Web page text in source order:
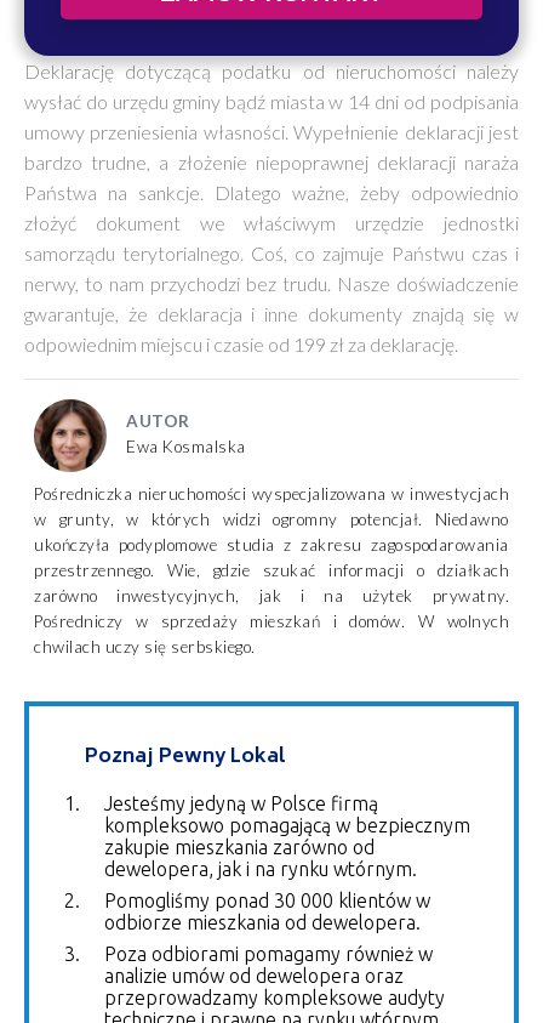
Deklarację dotyczącą podatku od nieruchomości należy
wysłać do urzędu gminy bądź miasta w 14 dni od podpisania
umowy przeniesienia własności. Wypełnienie deklaracji jest
bardzo trudne, a złożenie niepoprawnej deklaracji naraża
Państwa na sankcje. Dlatego ważne, żeby odpowiednio
złożyć dokument we właściwym urzędzie jednostki
samorządu terytorialnego. Coś, co zajmuje Państwu czas i
nerwy, to nam przychodzi bez trudu. Nasze doświadczenie
gwarantuje, że deklaracja i inne dokumenty znajdą się w
odpowiednim miejscu i czasie od 199 zł za deklarację.
AUTOR
Ewa Kosmalska
Pośredniczka nieruchomości wyspecjalizowana w inwestycjach
w grunty, w których widzi ogromny potencjał. Niedawno
ukończyła podyplomowe studia z zakresu zagospodarowania
przestrzennego. Wie, gdzie szukać informacji o działkach
zarówno inwestycyjnych, jak i na użytek prywatny.
Pośredniczy w sprzedaży mieszkań i domów. W wolnych
chwilach uczy się serbskiego.
Poznaj Pewny Lokal
Jesteśmy jedyną w Polsce firmą
kompleksowo pomagającą w bezpiecznym
zakupie mieszkania zarówno od
dewelopera, jak i na rynku wtórnym.
Pomogliśmy ponad 30 000 klientów w
odbiorze mieszkania od dewelopera.
Poza odbiorami pomagamy również w
analizie umów od dewelopera oraz
przeprowadzamy kompleksowe audyty